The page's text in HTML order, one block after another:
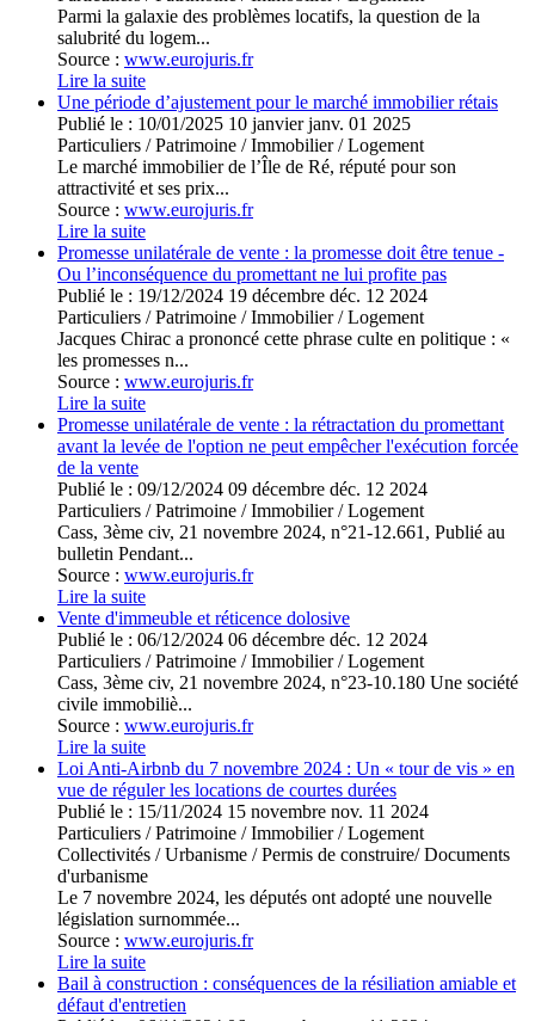
Parmi la galaxie des problèmes locatifs, la question de la
salubrité du logem...
Source : www.eurojuris.fr
Lire la suite
Une période d’ajustement pour le marché immobilier rétais
Publié le : 10/01/2025 10 janvier janv. 01 2025
Particuliers /Patrimoine /Immobilier / Logement
Le marché immobilier de l’Île de Ré, réputé pour son
attractivité et ses prix...
Source : www.eurojuris.fr
Lire la suite
Promesse unilatérale de vente : la promesse doit être tenue -
Ou l’inconséquence du promettant ne lui profite pas
Publié le : 19/12/2024 19 décembre déc. 12 2024
Particuliers /Patrimoine /Immobilier / Logement
Jacques Chirac a prononcé cette phrase culte en politique : «
les promesses n...
Source : www.eurojuris.fr
Lire la suite
Promesse unilatérale de vente : la rétractation du promettant
avant la levée de l'option ne peut empêcher l'exécution forcée
de la vente
Publié le : 09/12/2024 09 décembre déc. 12 2024
Particuliers /Patrimoine /Immobilier / Logement
Cass, 3ème civ, 21 novembre 2024, n°21-12.661, Publié au
bulletin Pendant...
Source : www.eurojuris.fr
Lire la suite
Vente d'immeuble et réticence dolosive
Publié le : 06/12/2024 06 décembre déc. 12 2024
Particuliers /Patrimoine /Immobilier / Logement
Cass, 3ème civ, 21 novembre 2024, n°23-10.180 Une société
civile immobiliè...
Source : www.eurojuris.fr
Lire la suite
Loi Anti-Airbnb du 7 novembre 2024 : Un « tour de vis » en
vue de réguler les locations de courtes durées
Publié le : 15/11/2024 15 novembre nov. 11 2024
Particuliers /Patrimoine /Immobilier / Logement
Collectivités /Urbanisme /Permis de construire/ Documents
d'urbanisme
Le 7 novembre 2024, les députés ont adopté une nouvelle
législation surnommée...
Source : www.eurojuris.fr
Lire la suite
Bail à construction : conséquences de la résiliation amiable et
défaut d'entretien